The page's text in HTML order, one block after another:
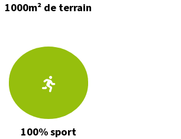
1000m² de terrain
100% sport